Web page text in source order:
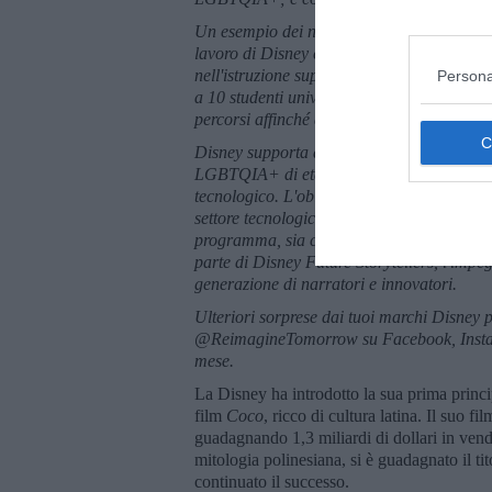
Un esempio dei numerosi investimenti di
lavoro di Disney con Point Foundation, il
nell'istruzione superiore. Attraverso la
a 10 studenti universitari che studiano
percorsi affinché questi studenti
Disney supporta anche "Out in Tech U",
LGBTQIA+ di età compresa tra 17 e 24
tecnologico. L'obiettivo del programma è
settore tecnologico entro un anno dalla
programma, sia come tutor che come
parte di Disney Future Storytellers,
generazione di narratori e innovatori.
Ulteriori sorprese dai tuoi marchi Disney
@ReimagineTomorrow su Facebook,
mese.
La Disney ha introdotto la sua prima
film Coco, ricco di cultura latina. Il suo
guadagnando 1,3 miliardi di dollari in
mitologia polinesiana, si è guadagnato il
continuato il successo.